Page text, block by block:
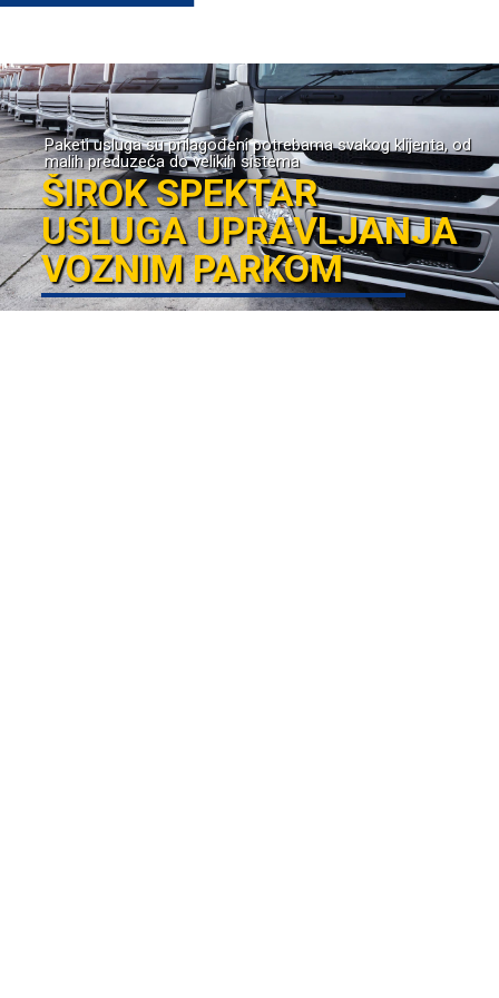
Paketi usluga su prilagođeni potrebama svakog klijenta, od
malih preduzeća do velikih sistema
ŠIROK SPEKTAR
USLUGA UPRAVLJANJA
VOZNIM PARKOM